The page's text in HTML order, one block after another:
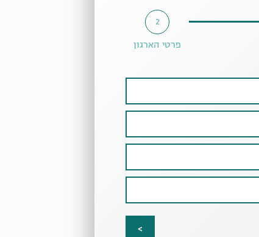
2
פרטי הארגון
>